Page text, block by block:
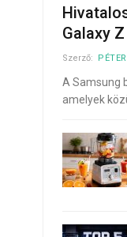
Galaxy
Szerző: PÉTER
A Samsung
amelyek